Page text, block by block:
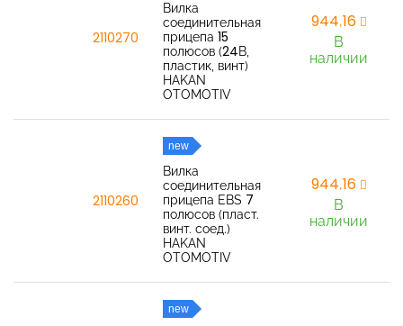
2110270
Вилка
соединительная
прицепа 15
полюсов (24В,
пластик, винт)
HAKAN
OTOMOTIV
944,16
В
наличии
2110260
new
Вилка
соединительная
прицепа EBS 7
полюсов (пласт.
винт. соед.)
HAKAN
OTOMOTIV
944,16
В
наличии
new